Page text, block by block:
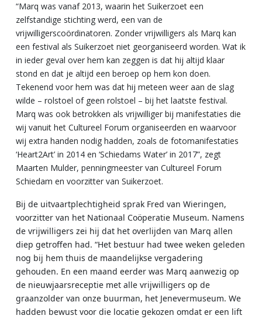
“Marq was vanaf 2013, waarin het Suikerzoet een
zelfstandige stichting werd, een van de
vrijwilligerscoördinatoren. Zonder vrijwilligers als Marq kan
een festival als Suikerzoet niet georganiseerd worden. Wat ik
in ieder geval over hem kan zeggen is dat hij altijd klaar
stond en dat je altijd een beroep op hem kon doen.
Tekenend voor hem was dat hij meteen weer aan de slag
wilde – rolstoel of geen rolstoel – bij het laatste festival.
Marq was ook betrokken als vrijwilliger bij manifestaties die
wij vanuit het Cultureel Forum organiseerden en waarvoor
wij extra handen nodig hadden, zoals de fotomanifestaties
‘Heart2Art’ in 2014 en ‘Schiedams Water’ in 2017”, zegt
Maarten Mulder, penningmeester van Cultureel Forum
Schiedam en voorzitter van Suikerzoet.
Bij de uitvaartplechtigheid sprak Fred van Wieringen,
voorzitter van het Nationaal Coöperatie Museum. Namens
de vrijwilligers zei hij dat het overlijden van Marq allen
diep getroffen had. “Het bestuur had twee weken geleden
nog bij hem thuis de maandelijkse vergadering
gehouden. En een maand eerder was Marq aanwezig op
de nieuwjaarsreceptie met alle vrijwilligers op de
graanzolder van onze buurman, het Jenevermuseum. We
hadden bewust voor die locatie gekozen omdat er een lift